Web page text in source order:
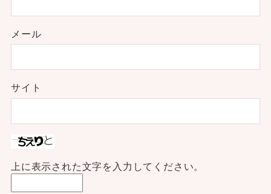
メール
サイト
上に表示された文字を入力してください。